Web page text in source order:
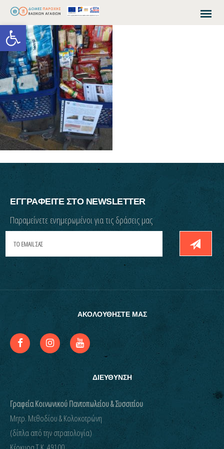
Open toolbar
ΕΓΓΡΑΦΕΙΤΕ ΣΤΟ NEWSLETTER
Παραμείνετε ενημερωμένοι για τις δράσεις μας
ΑΚΟΛΟΥΘΗΣΤΕ ΜΑΣ
ΔΙΕΥΘΥΝΣΗ
Γραφεία Κοινωνικού Παντοπωλείου & Συσσιτίου
Μητρ. Μεθοδίου & Κολοκοτρώνη
(δίπλα από την στρατολογία)